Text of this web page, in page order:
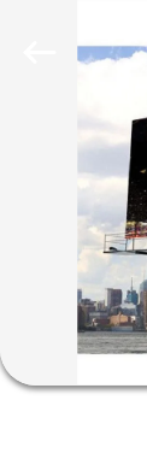
MAISON
VIDÉOS